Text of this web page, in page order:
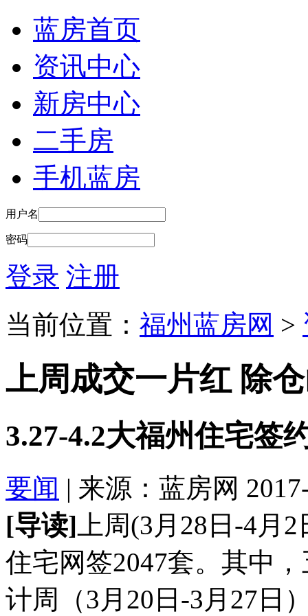
蓝房首页
资讯中心
新房中心
二手房
手机蓝房
用户名
密码
登录 注册
当前位置： 福州蓝房网 >
上周成交一片红 除
3.27-4.2大福州住宅签
要闻 | 来源：蓝房网
[导读] 上周(3月28日-4月
住宅网签2047套。其中
计周（3月20日-3月27日